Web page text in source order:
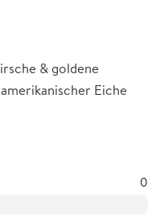
& goldene
Eiche
0